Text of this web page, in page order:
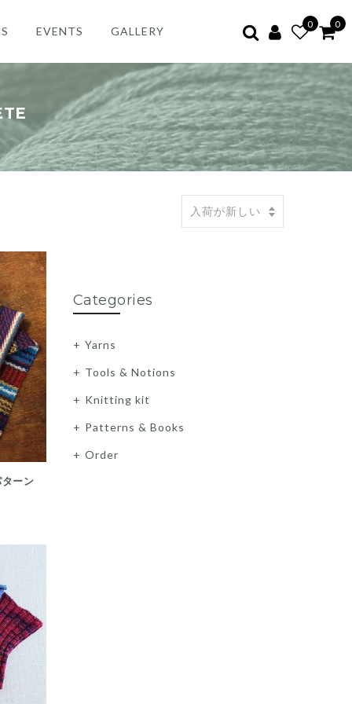
EVENTS GALLERY
0 0
ーン
Categories
Yarns
Tools & Notions
Knitting kit
Patterns & Books
Order